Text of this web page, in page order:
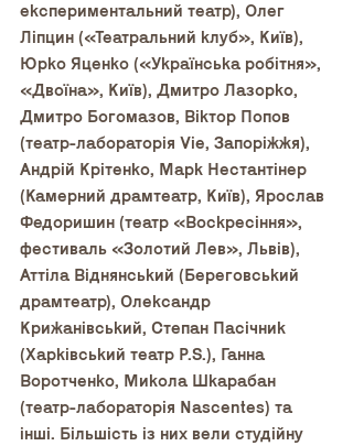
експериментальний театр), Олег
Ліпцин («Театральний клуб», Київ),
Юрко Яценко («Українська робітня»,
«Двоїна», Київ), Дмитро Лазорко,
Дмитро Богомазов, Віктор Попов
(театр-лабораторія Vie, Запоріжжя),
Андрій Крітенко, Марк Нестантінер
(Камерний драмтеатр, Київ), Ярослав
Федоришин (театр «Воскресіння»,
фестиваль «Золотий Лев», Львів),
Аттіла Віднянський (Береговський
драмтеатр), Олександр
Крижанівський, Степан Пасічник
(Харківський театр P.S.), Ганна
Воротченко, Микола Шкарабан
(театр-лабораторія Nascеntes) та
інші. Більшість із них вели студійну